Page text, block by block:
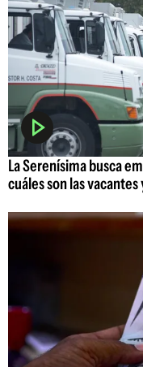
La Serenísima busca
cuáles son las